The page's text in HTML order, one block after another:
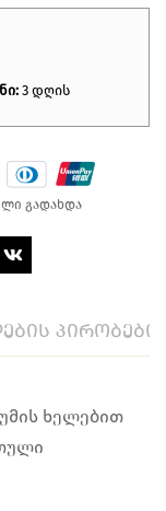
3 დღის
გადახდა
პირობები
ხელებით